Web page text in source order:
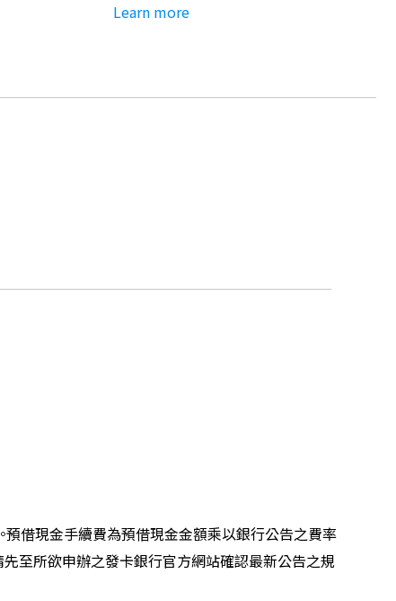
Learn more
預借現金手續費為預借現金金額乘以銀行公告之費率
至所欲申辦之發卡銀行官方網站確認最新公告之規